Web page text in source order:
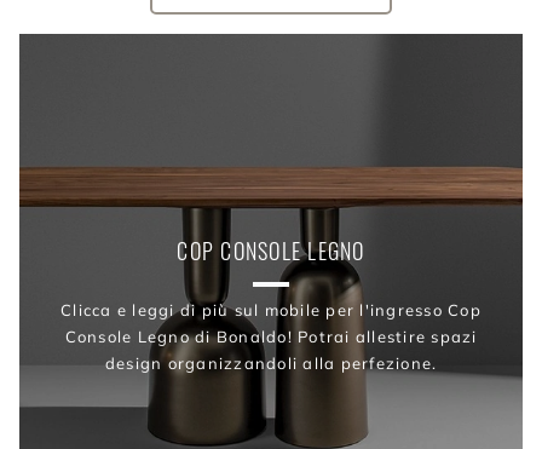
COP CONSOLE LEGNO
Clicca e leggi di più sul mobile per l'ingresso Cop
Console Legno di Bonaldo! Potrai allestire spazi
design organizzandoli alla perfezione.